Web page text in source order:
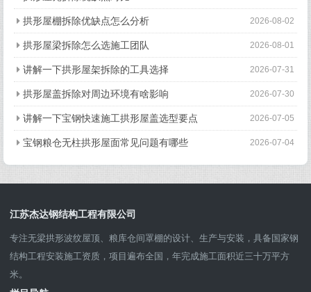
2026-08-02
拱形屋棚拆除优缺点怎么分析
2026-08-01
拱形屋梁拆除怎么选施工团队
2026-07-31
讲解一下拱形屋架拆除的工具选择
2026-07-30
拱形屋盖拆除对周边环境有啥影响
2026-07-05
讲解一下宝钢快速施工拱形屋盖选型要点
2026-07-04
宝钢粮仓无柱拱形屋面常见问题有哪些
江苏杰达钢结构工程有限公司
专注无梁拱形波纹屋顶、粮库仓间罩棚的设计、生产与安装，具备国家钢
结构工程安装施工资质，项目遍布全国，年完成施工面积近三十万平方
米。